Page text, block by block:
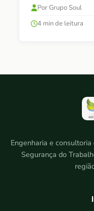
Por Grupo Soul
4 min de leitura
Engenharia e
Segurança do